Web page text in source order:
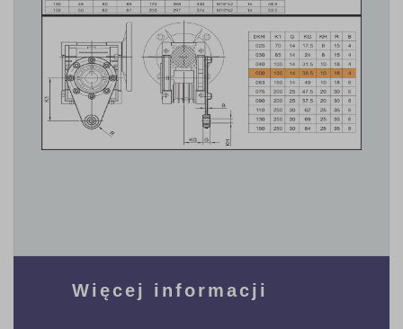
Więcej informacji